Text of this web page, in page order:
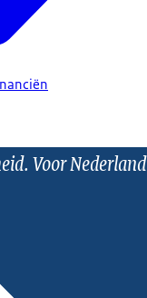
Voor Nederland